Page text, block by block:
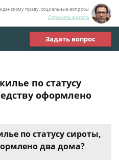
праву, социальные вопросы
Спросить юриста
Задать вопрос
по статусу
оформлено
по статусу сироты,
два дома?